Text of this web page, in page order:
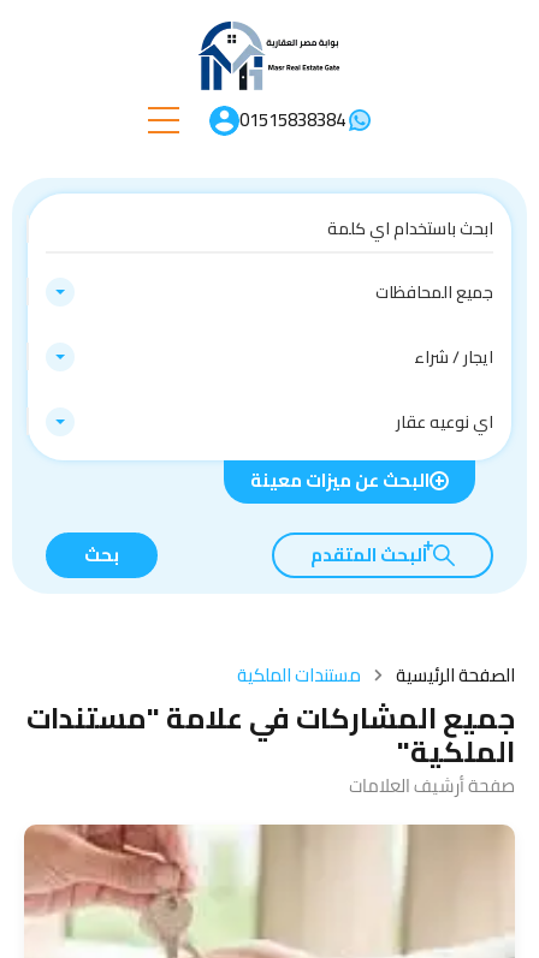
01515838384
جميع المحافظات
ايجار / شراء
اي نوعيه عقار
البحث عن ميزات معينة
البحث المتقدم بحث
الصفحة الرئيسية مستندات الملكية
جميع المشاركات في علامة "مستندات
الملكية"
صفحة أرشيف العلامات